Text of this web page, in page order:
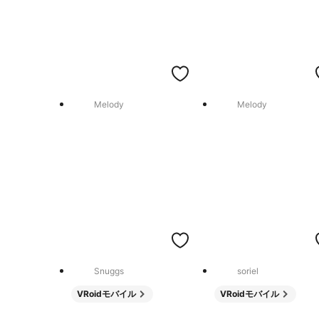
Melody Melody
Snuggs
VRoidモバイル
soriel
VRoidモバイル